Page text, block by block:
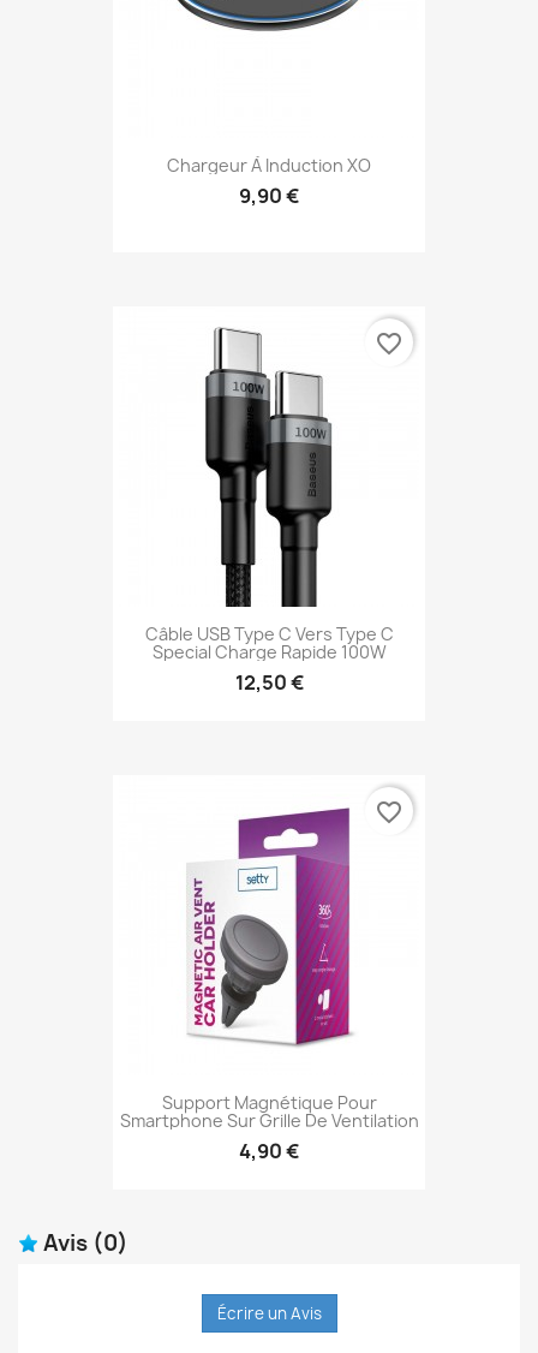
Chargeur À Induction XO
9,90 €
Câble USB Type C Vers Type C
Special Charge Rapide 100W
12,50 €
favorite_border
Support Magnétique Pour
Smartphone Sur Grille De Ventilation
4,90 €
favorite_border
Avis (0)
Écrire un Avis